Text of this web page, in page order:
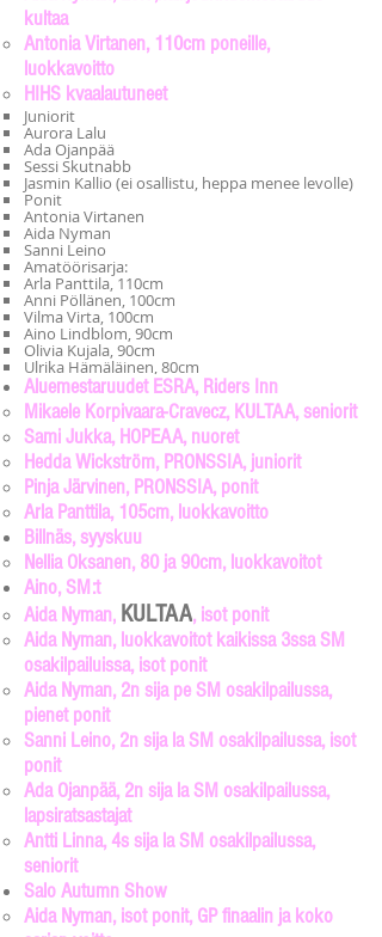
kultaa
Antonia Virtanen, 110cm poneille,
luokkavoitto
HIHS kvaalautuneet
Juniorit
Aurora Lalu
Ada Ojanpää
Sessi Skutnabb
Jasmin Kallio (ei osallistu, heppa menee levolle)
Ponit
Antonia Virtanen
Aida Nyman
Sanni Leino
Amatöörisarja:
Arla Panttila, 110cm
Anni Pöllänen, 100cm
Vilma Virta, 100cm
Aino Lindblom, 90cm
Olivia Kujala, 90cm
Ulrika Hämäläinen, 80cm
Aluemestaruudet ESRA, Riders Inn
Mikaele Korpivaara-Cravecz, KULTAA, seniorit​
Sami Jukka, HOPEAA, nuoret
Hedda Wickström, PRONSSIA, juniorit
Pinja Järvinen, PRONSSIA, ponit
Arla Panttila, 105cm, luokkavoitto
Billnäs, syyskuu
Nellia Oksanen, 80 ja 90cm, luokkavoitot​
Aino, SM:t
Aida Nyman, KULTAA, isot ponit​
Aida Nyman, luokkavoitot kaikissa 3ssa SM
osakilpailuissa, isot ponit
Aida Nyman, 2n sija pe SM osakilpailussa,
pienet ponit
Sanni Leino, 2n sija la SM osakilpailussa, isot
ponit
Ada Ojanpää, 2n sija la SM osakilpailussa,
lapsiratsastajat
Antti Linna, 4s sija la SM osakilpailussa,
seniorit
Salo Autumn Show
Aida Nyman, isot ponit, GP finaalin ja koko